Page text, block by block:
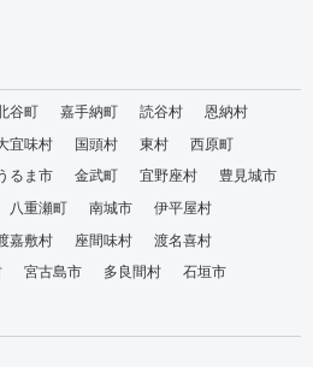
谷町 嘉手納町 読谷村
恩納村
宜味村 国頭村 東村
西原町
るま市 金武町 宜野座村
豊見城市
八重瀬町 南城市
伊平屋村
嘉敷村 座間味村
渡名喜村
宮古島市 多良間村
石垣市